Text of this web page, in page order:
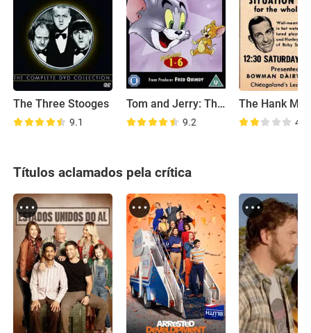
The Three Stooges
9.1
Tom and Jerry: The Classic Collection
9.2 4.8
Títulos aclamados pela crítica